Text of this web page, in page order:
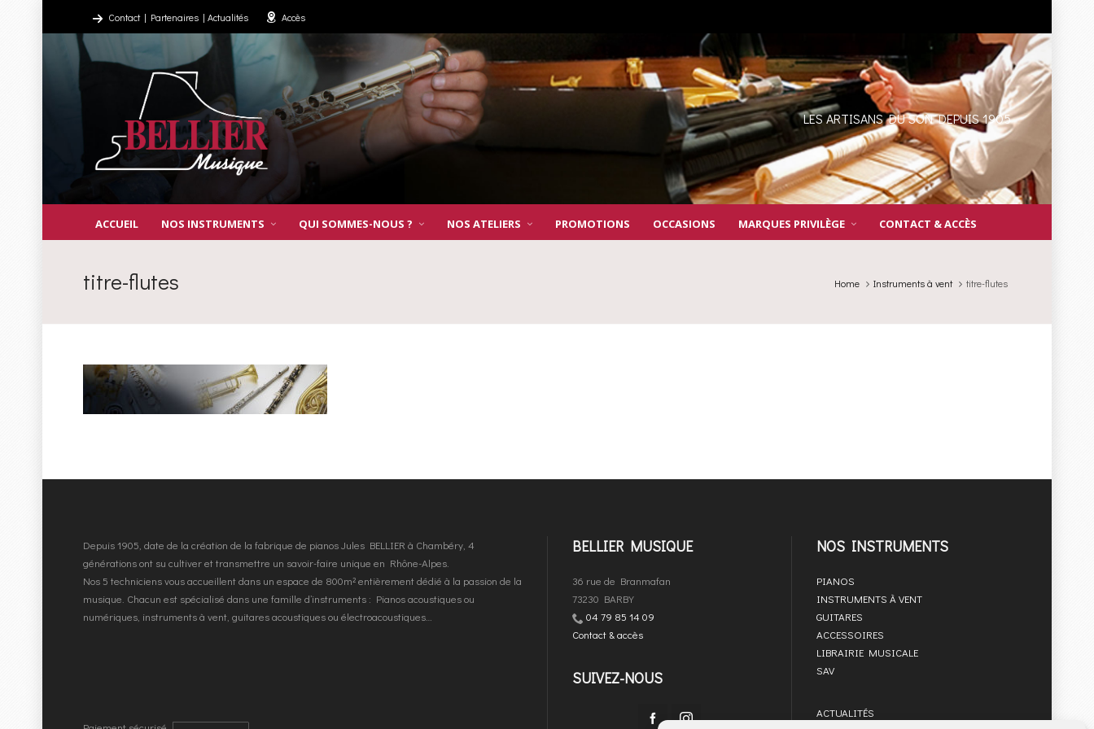
Contact| Partenaires | Actualités Accès
LES ARTISANS DU SON DEPUIS 1905
ACCUEIL NOS INSTRUMENTS QUI SOMMES-NOUS ? NOS ATELIERS PROMOTIONS OCCASIONS MARQUES PRIVILÈGE CONTACT & ACCÈS
titre-flutes Home Instruments à vent titre-flutes
Depuis 1905, date de la création de la fabrique de pianos Jules BELLIER à Chambéry, 4
générations ont su cultiver et transmettre un savoir-faire unique en Rhône-Alpes.
Nos 5 techniciens vous accueillent dans un espace de 800m² entièrement dédié à la passion de la
musique. Chacun est spécialisé dans une famille d’instruments : Pianos acoustiques ou
numériques, instruments à vent, guitares acoustiques ou électroacoustiques…
BELLIER MUSIQUE
36 rue de Branmafan
73230 BARBY
04 79 85 14 09
Contact & accès
SUIVEZ-NOUS
NOS INSTRUMENTS
PIANOS
INSTRUMENTS À VENT
GUITARES
ACCESSOIRES
LIBRAIRIE MUSICALE
SAV
ACTUALITÉS